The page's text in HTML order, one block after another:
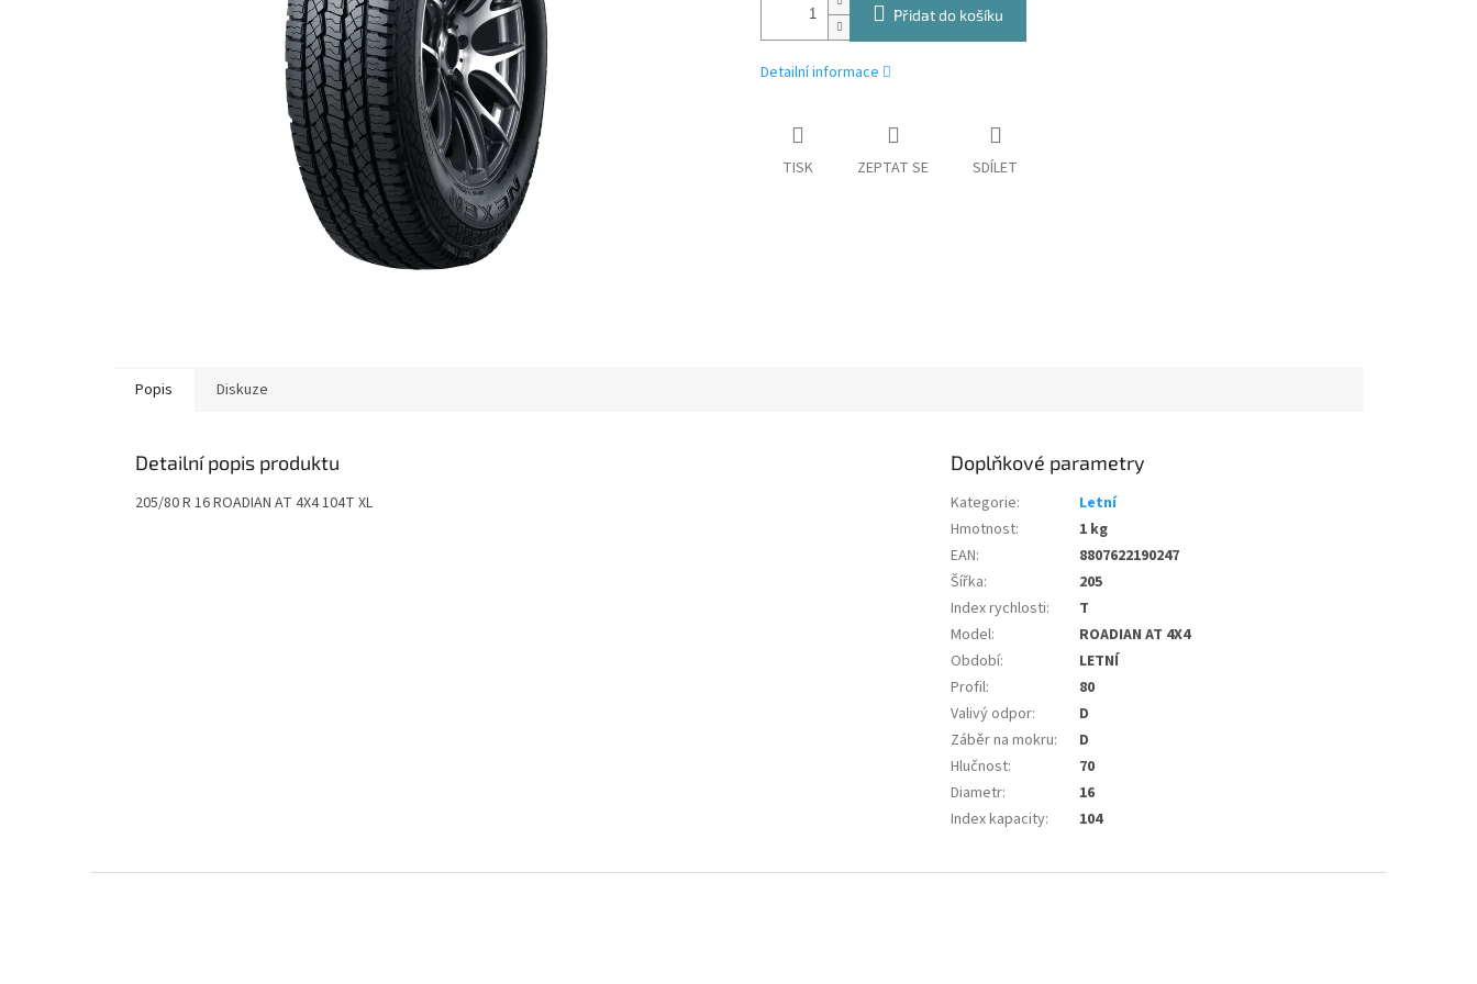
Přidat do košíku
Detailní informace
TISK ZEPTAT SE SDÍLET
Popis Diskuze
Detailní popis produktu
205/80 R 16 ROADIAN AT 4X4 104T XL
Doplňkové parametry
Kategorie:
Letní
Hmotnost:
1 kg
EAN:
8807622190247
Šířka:
205
Index rychlosti:
T
Model:
ROADIAN AT 4X4
Období:
LETNÍ
Profil:
80
Valivý odpor:
D
Záběr na mokru:
D
Hlučnost:
70
Diametr:
16
Index kapacity: 104